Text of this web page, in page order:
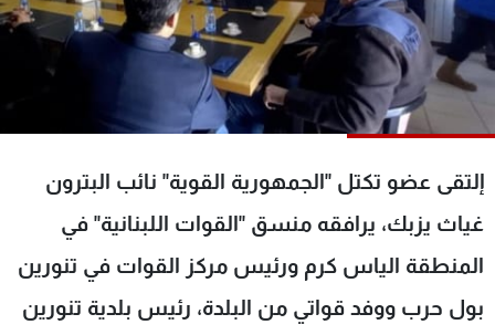
إلتقى عضو تكتل "الجمهورية القوية" نائب البترون
غياث يزبك، يرافقه منسق "القوات اللبنانية" في
المنطقة الياس كرم ورئيس مركز القوات في تنورين
بول حرب ووفد قواتي من البلدة، رئيس بلدية تنورين
كأس العالم
البرامج
جدول البرامج
شاهد البرامج
عن MTV
الإنـتـاج
لاعلاناتكم
وظائف
تواصل معنا
شروط الإسـتخدام